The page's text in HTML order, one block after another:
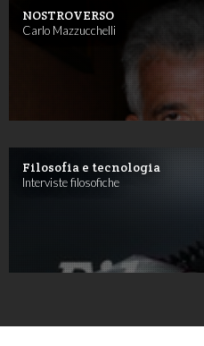
NOSTROVERSO
Carlo Mazzucchelli
Filosofia e tecnologia
Interviste filosofiche